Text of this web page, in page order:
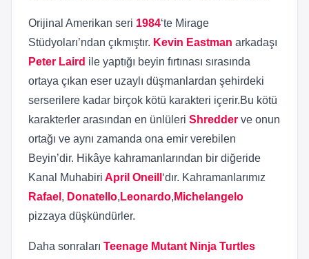
Orijinal Amerikan seri 1984‘te Mirage
Stüdyoları’ndan çıkmıştır. Kevin Eastman arkadaşı
Peter Laird ile yaptığı beyin fırtınası sırasında
ortaya çıkan eser uzaylı düşmanlardan şehirdeki
serserilere kadar birçok kötü karakteri içerir.Bu kötü
karakterler arasından en ünlüleri Shredder ve onun
ortağı ve aynı zamanda ona emir verebilen
Beyin’dir. Hikâye kahramanlarından bir diğeride
Kanal Muhabiri April Oneill ‘dır. Kahramanlarımız
Rafael , Donatello, Leonardo, Michelangelo
pizzaya düşkündürler.
Daha sonraları Teenage Mutant Ninja Turtles